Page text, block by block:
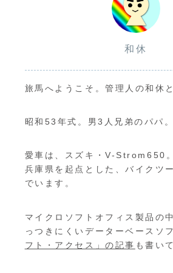
和休
旅馬へようこそ。管理人の和休
昭和53年式。男3人兄弟のパパ。
愛車は、スズキ・V-Strom650。
兵庫県を起点とした、バイクツ
でいます。
マイクロソフトオフィス製品の
っつきにくいデーターベースソ
フト・アクセス」の記事 も書い